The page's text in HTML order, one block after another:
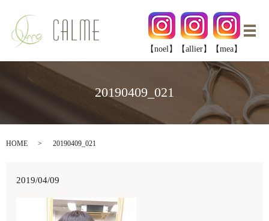
メ
【noel】
【allier】 【mea】
20190409_021
HOME 20190409_021
2019/04/09